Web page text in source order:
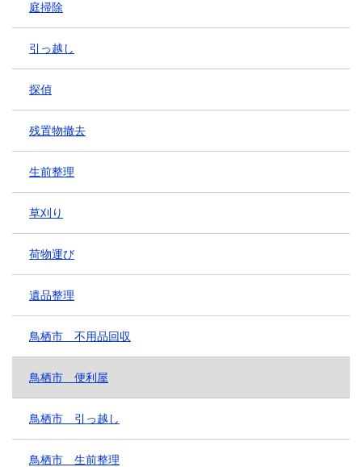
庭掃除
引っ越し
探偵
残置物撤去
生前整理
草刈り
荷物運び
遺品整理
鳥栖市 不用品回収
鳥栖市 便利屋
鳥栖市 引っ越し
鳥栖市 生前整理